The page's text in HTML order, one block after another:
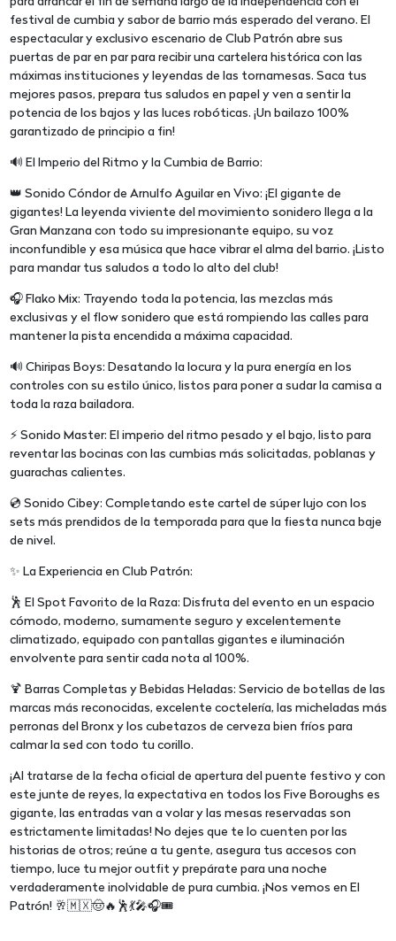
festival de cumbia y sabor de barrio más esperado del verano. El
espectacular y exclusivo escenario de Club Patrón abre sus
puertas de par en par para recibir una cartelera histórica con las
máximas instituciones y leyendas de las tornamesas. Saca tus
mejores pasos, prepara tus saludos en papel y ven a sentir la
potencia de los bajos y las luces robóticas. ¡Un bailazo 100%
garantizado de principio a fin!
🔊 El Imperio del Ritmo y la Cumbia de Barrio:
👑 Sonido Cóndor de Arnulfo Aguilar en Vivo: ¡El gigante de
gigantes! La leyenda viviente del movimiento sonidero llega a la
Gran Manzana con todo su impresionante equipo, su voz
inconfundible y esa música que hace vibrar el alma del barrio. ¡Listo
para mandar tus saludos a todo lo alto del club!
🎧 Flako Mix: Trayendo toda la potencia, las mezclas más
exclusivas y el flow sonidero que está rompiendo las calles para
mantener la pista encendida a máxima capacidad.
🔊 Chiripas Boys: Desatando la locura y la pura energía en los
controles con su estilo único, listos para poner a sudar la camisa a
toda la raza bailadora.
⚡ Sonido Master: El imperio del ritmo pesado y el bajo, listo para
reventar las bocinas con las cumbias más solicitadas, poblanas y
guarachas calientes.
💿 Sonido Cibey: Completando este cartel de súper lujo con los
sets más prendidos de la temporada para que la fiesta nunca baje
de nivel.
✨ La Experiencia en Club Patrón:
🕺 El Spot Favorito de la Raza: Disfruta del evento en un espacio
cómodo, moderno, sumamente seguro y excelentemente
climatizado, equipado con pantallas gigantes e iluminación
envolvente para sentir cada nota al 100%.
🍹 Barras Completas y Bebidas Heladas: Servicio de botellas de las
marcas más reconocidas, excelente coctelería, las micheladas más
perronas del Bronx y los cubetazos de cerveza bien fríos para
calmar la sed con todo tu corillo.
¡Al tratarse de la fecha oficial de apertura del puente festivo y con
este junte de reyes, la expectativa en todos los Five Boroughs es
gigante, las entradas van a volar y las mesas reservadas son
estrictamente limitadas! No dejes que te lo cuenten por las
historias de otros; reúne a tu gente, asegura tus accesos con
tiempo, luce tu mejor outfit y prepárate para una noche
verdaderamente inolvidable de pura cumbia. ¡Nos vemos en El
Patrón! 🥂🇲🇽🤠🔥🕺💃🎤🎧🎟️